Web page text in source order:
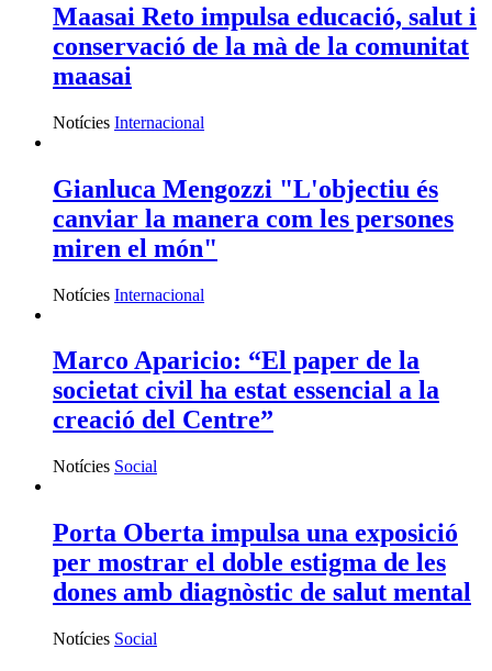
Maasai Reto impulsa educació, salut i
conservació de la mà de la comunitat
maasai
Notícies Internacional
Gianluca Mengozzi "L'objectiu és
canviar la manera com les persones
miren el món"
Notícies Internacional
Marco Aparicio: “El paper de la
societat civil ha estat essencial a la
creació del Centre”
Notícies Social
Porta Oberta impulsa una exposició
per mostrar el doble estigma de les
dones amb diagnòstic de salut mental
Notícies Social